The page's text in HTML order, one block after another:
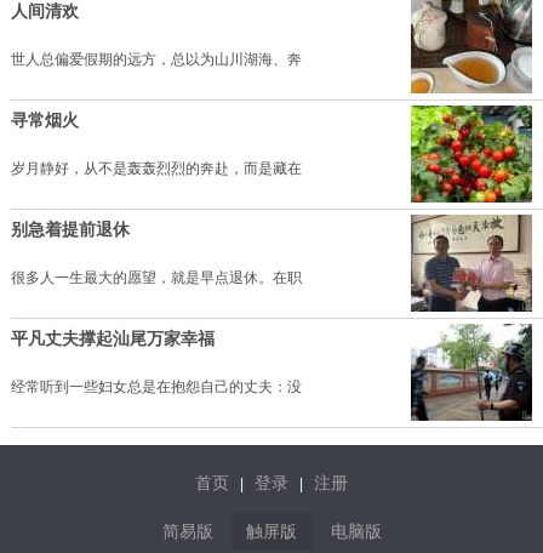
人间清欢
世人总偏爱假期的远方，总以为山川湖海、奔
寻常烟火
岁月静好，从不是轰轰烈烈的奔赴，而是藏在
别急着提前退休
很多人一生最大的愿望，就是早点退休。在职
平凡丈夫撑起汕尾万家幸福
经常听到一些妇女总是在抱怨自己的丈夫：没
首页 登录 注册
简易版 触屏版 电脑版